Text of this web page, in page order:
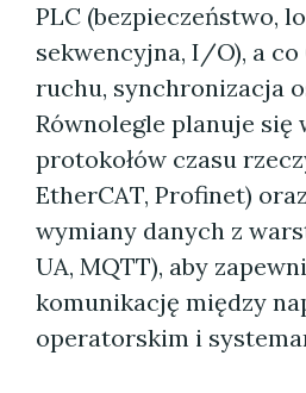
PLC (bezpieczeństwo,
sekwencyjna, I/O), a
ruchu, synchronizacja
Równolegle planuje się
protokołów czasu
EtherCAT, Profinet)
wymiany danych z
UA, MQTT), aby
komunikację między
operatorskim i